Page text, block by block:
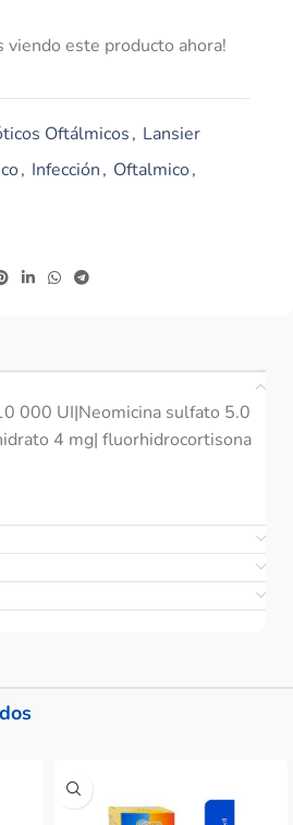
viendo este producto ahora!
Oftálmicos, Lansier
, Infección, Oftalmico,
000 UI|Neomicina sulfato 5.0
4 mg| fluorhidrocortisona